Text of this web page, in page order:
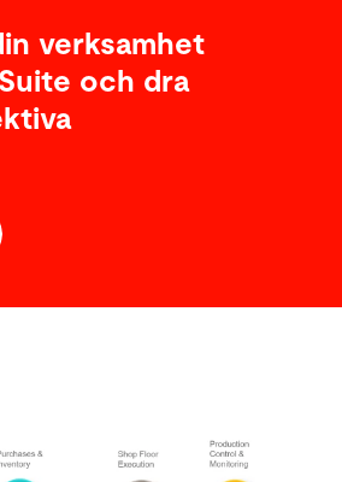
verksamhet
och dra